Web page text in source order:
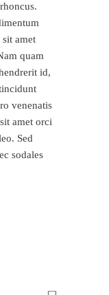
amet
quam
id,
venenatis
amet orci
Sed
sodales